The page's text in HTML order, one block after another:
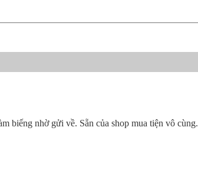
biếng nhờ gửi về. Sẵn của shop mua tiện vô cùng.